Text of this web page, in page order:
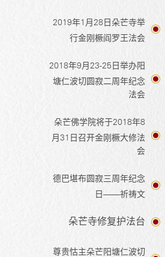
2019年1月28日朵芒寺举
行金刚橛阎罗王法会
2018年9月23-25日举办阳
塘仁波切圆寂二周年纪念
法会
朵芒佛学院将于2018年8
月31日召开金刚橛大修法
会
德巴堪布圆寂三周年纪念
日——祈祷文
朵芒寺修复护法台
尊贵怙主朵芒阳塘仁波切